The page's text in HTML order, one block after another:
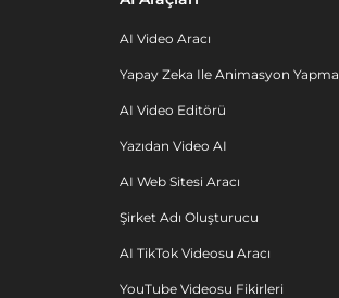
AI Video Aracı
Yapay Zeka Ile Animasyon Yapma
AI Video Editörü
Yazıdan Video AI
AI Web Sitesi Aracı
Şirket Adı Oluşturucu
AI TikTok Videosu Aracı
YouTube Videosu Fikirleri